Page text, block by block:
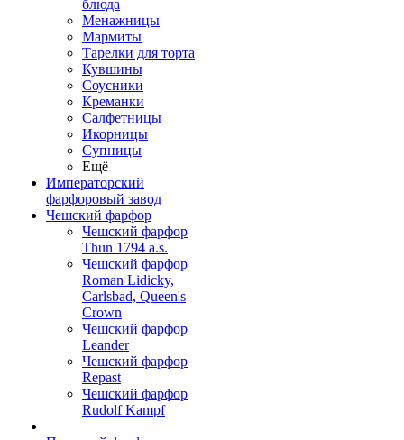
блюда
Менажницы
Мармиты
Тарелки для торта
Кувшины
Соусники
Креманки
Салфетницы
Икорницы
Супницы
Ещё
Императорский
фарфоровый завод
Чешский фарфор
Чешский фарфор
Thun 1794 a.s.
Чешский фарфор
Roman Lidicky,
Carlsbad, Queen's
Crown
Чешский фарфор
Leander
Чешский фарфор
Repast
Чешский фарфор
Rudolf Kampf